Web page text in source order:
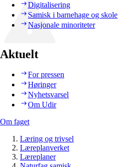
Digitalisering
Samisk i barnehage og skole
Nasjonale minoriteter
Aktuelt
For pressen
Høringer
Nyhetsvarsel
Om Udir
Om faget
Læring og trivsel
Læreplanverket
Læreplaner